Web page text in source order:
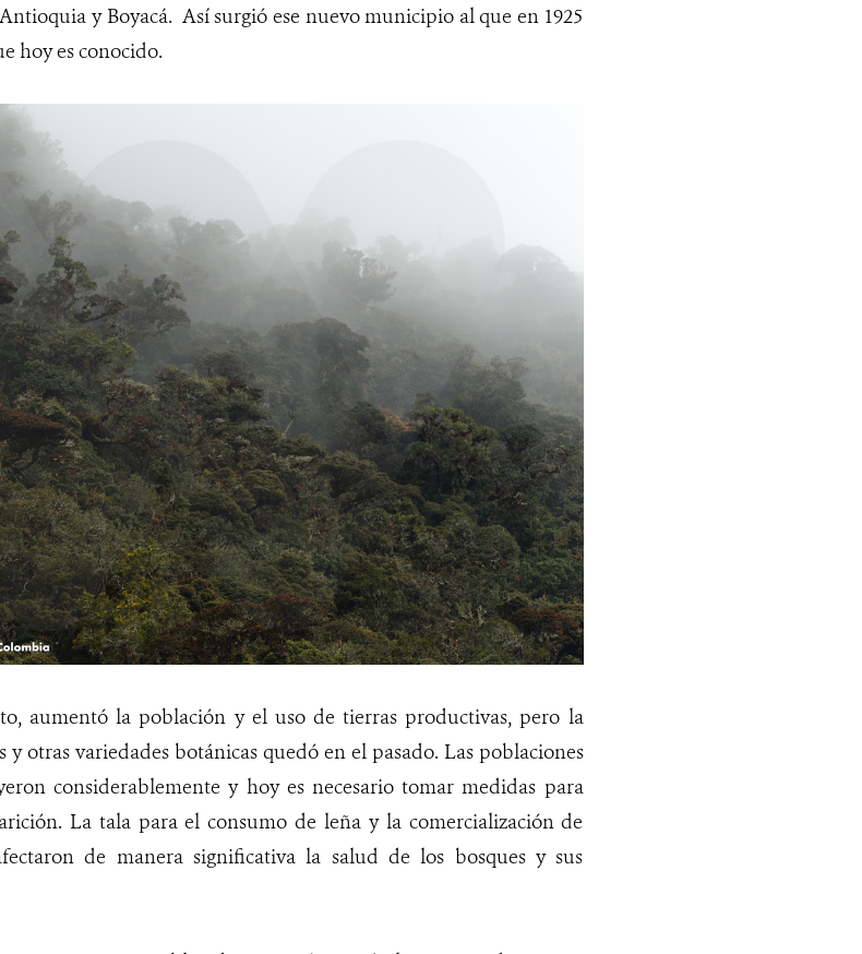
y Boyacá. Así surgió ese nuevo municipio al que en 1925
hoy es conocido.
aumentó la población y el uso de tierras productivas, pero la
y otras variedades botánicas quedó en el pasado. Las poblaciones
considerablemente y hoy es necesario tomar medidas para
La tala para el consumo de leña y la comercialización de
de manera significativa la salud de los bosques y sus